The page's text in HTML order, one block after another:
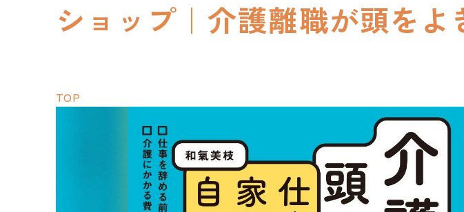
ショップ｜介護離職が頭をよ
TOP